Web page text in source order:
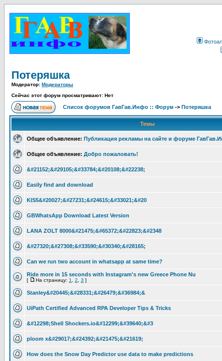
Потеряшка
Модератор: Модераторы
Сейчас этот форум просматривают: Нет
Список форумов ГавГав.Инфо :: Форум -> Потеряшка
Темы
Общее объявление: Публикация рекламы на сайте и форуме
Общее объявление: Добро пожаловать!
&#21152;&#29105;&#33784;&#20108;&#22238;
Easily find and download
KIS5&#20027;&#27231;&#24615;&#33021;&#20
GBWhatsApp Download Latest Version
LANA ZOLT 8000&#21475;&#65372;&#22823;&#2348
&#27320;&#27308;&#33590;&#30340;&#28165;
Can we run two account in whatsapp at same time?
Ride more in 15 seconds with Instagram's new Greece Phone Nu
[ На страницу: 1 2 3 ]
Stanley&#20445;&#28331;&#26479;&#36984;&
UiPath Certified Advanced RPA Developer Tips & Tricks
&#12298;Shell Shockers.io&#12299;&#39640;&#3
ploom x&#29017;&#24392;&#21475;&#21619;
How does the Snow Day Predictor use data to make predictions